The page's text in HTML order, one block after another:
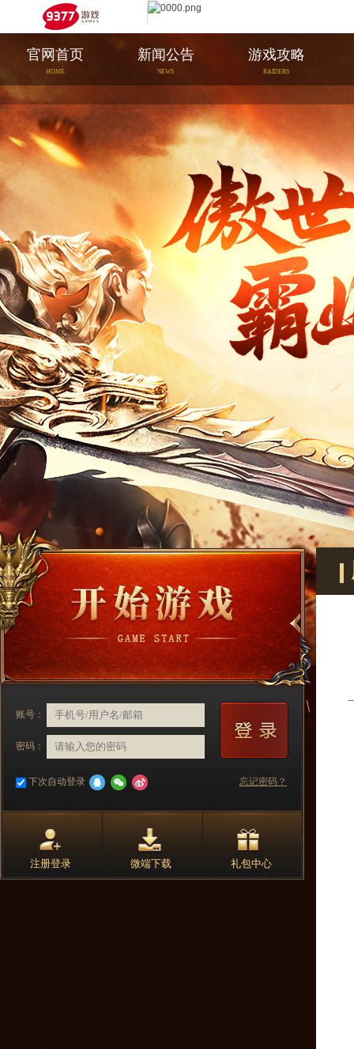
官网首页
HOME
新闻公告
NEWS
游戏攻略
RAIDERS
账号：
密码：
下次自动登录 忘记密码？
注册登录 微端下载 礼包中心